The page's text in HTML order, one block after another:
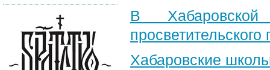
В
Хабаровские